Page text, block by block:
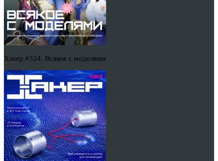
Хакер #324. Всякое с моделями